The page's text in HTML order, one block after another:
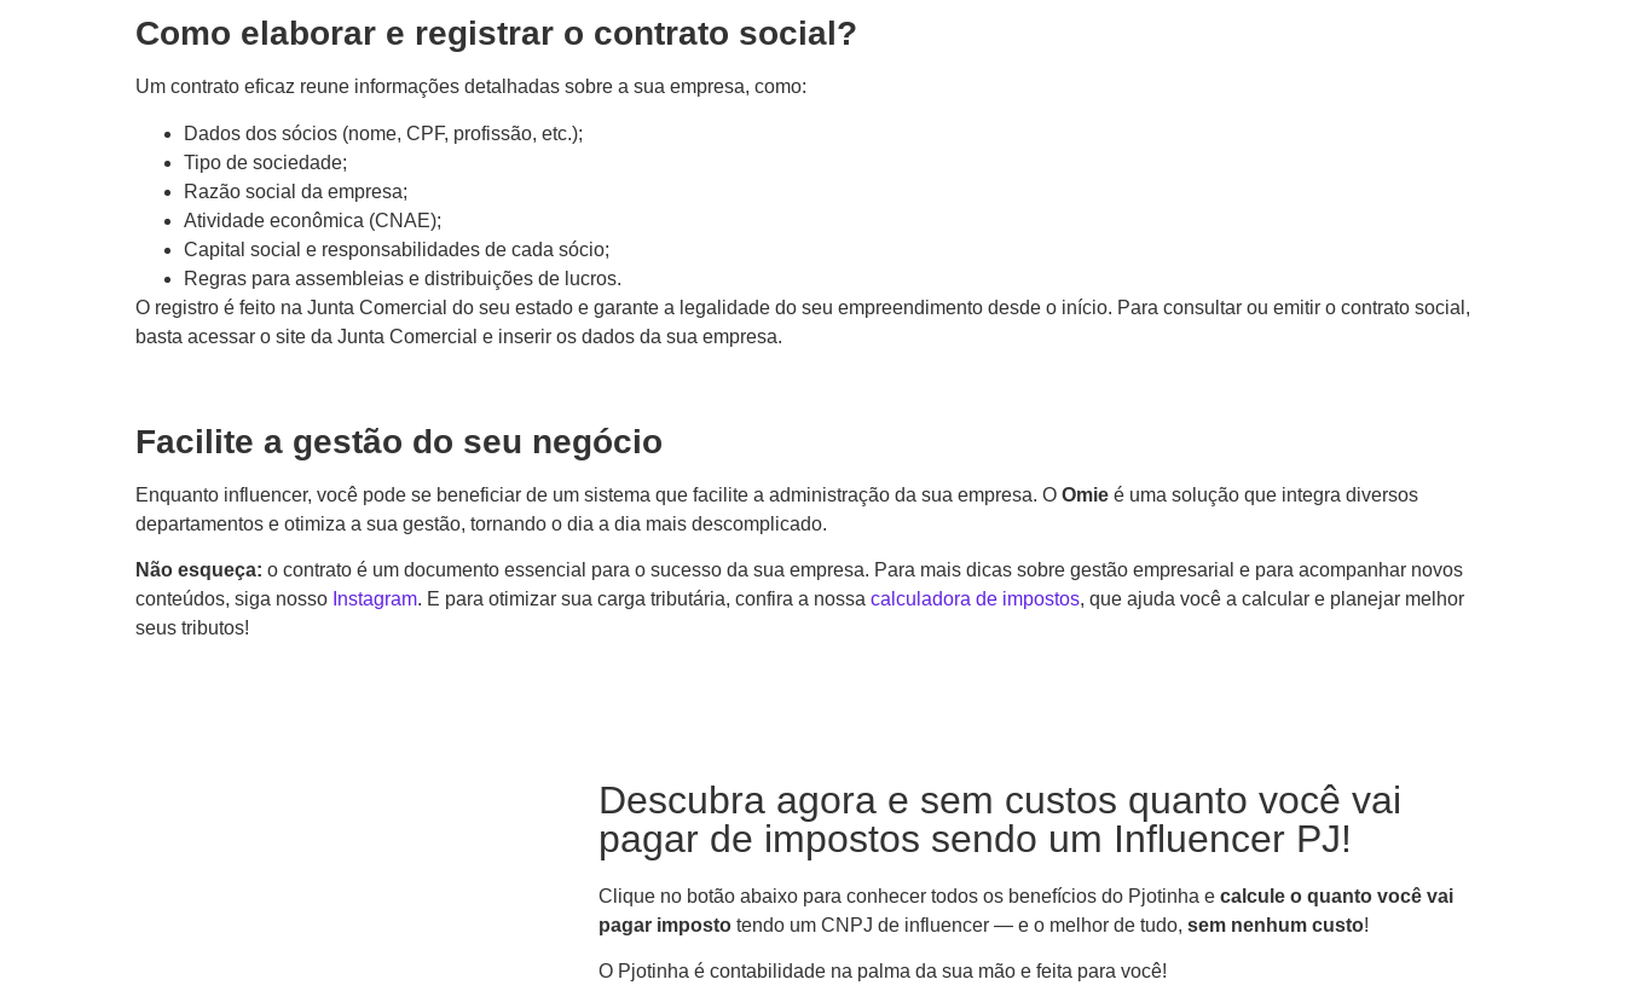
Como elaborar e registrar o contrato social?
Um contrato eficaz reune informações detalhadas sobre a sua empresa, como:
Dados dos sócios (nome, CPF, profissão, etc.);
Tipo de sociedade;
Razão social da empresa;
Atividade econômica (CNAE);
Capital social e responsabilidades de cada sócio;
Regras para assembleias e distribuições de lucros.
O registro é feito na Junta Comercial do seu estado e garante a legalidade do seu empreendimento desde o início. Para consultar ou emitir o contrato social,
basta acessar o site da Junta Comercial e inserir os dados da sua empresa.
Facilite a gestão do seu negócio
Enquanto influencer, você pode se beneficiar de um sistema que facilite a administração da sua empresa. O Omie é uma solução que integra diversos
departamentos e otimiza a sua gestão, tornando o dia a dia mais descomplicado.
Não esqueça: o contrato é um documento essencial para o sucesso da sua empresa. Para mais dicas sobre gestão empresarial e para acompanhar novos
conteúdos, siga nosso Instagram. E para otimizar sua carga tributária, confira a nossa calculadora de impostos, que ajuda você a calcular e planejar melhor
seus tributos!
Descubra agora e sem custos quanto você vai
pagar de impostos sendo um Influencer PJ!
Clique no botão abaixo para conhecer todos os benefícios do Pjotinha ecalcule o quanto você vai
pagar imposto tendo um CNPJ de influencer — e o melhor de tudo,sem nenhum custo!
O Pjotinha é contabilidade na palma da sua mão e feita para você!